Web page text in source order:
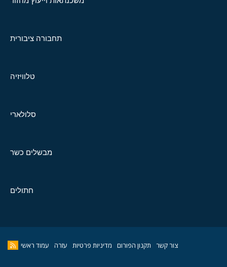
תחבורה ציבורית
טלוויזיה
סלולארי
מבשלים כשר
חתולים
צור קשר תקנון הפורום מדיניות פרטיות עזרה עמוד ראשי